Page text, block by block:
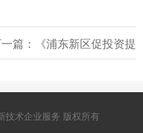
篇： 《浦东新区促投资提
技术企业服务 版权所有